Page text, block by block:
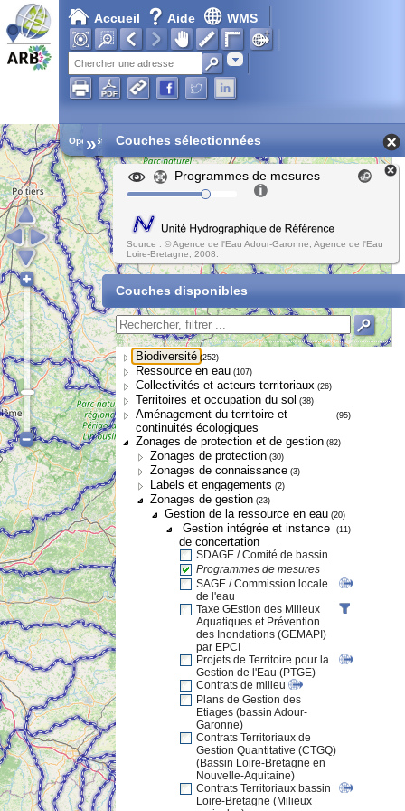
Accueil Aide WMS
Adresse
Chargement en cours...
Open Street Map
» Couches sélectionnées
Programmes de mesures
Source : © Agence de l'Eau Adour-Garonne, Agence de l'Eau
Loire-Bretagne, 2008.
Couches disponibles
Biodiversité (252)
Ressource en eau (107)
Collectivités et acteurs territoriaux (26)
Territoires et occupation du sol (38)
Aménagement du territoire et
continuités écologiques
(95)
Zonages de protection et de gestion (82)
Zonages de protection (30)
Zonages de connaissance (3)
Labels et engagements (2)
Zonages de gestion (23)
Gestion de la ressource en eau (20)
Gestion intégrée et instance
de concertation
(11)
SDAGE / Comité de bassin
Programmes de mesures
SAGE / Commission locale
de l'eau
Taxe GEstion des Milieux
Aquatiques et Prévention
des Inondations (GEMAPI)
par EPCI
Projets de Territoire pour la
Gestion de l'Eau (PTGE)
Contrats de milieu
Plans de Gestion des
Etiages (bassin Adour-
Garonne)
Contrats Territoriaux de
Gestion Quantitative (CTGQ)
(Bassin Loire-Bretagne en
Nouvelle-Aquitaine)
Contrats Territoriaux bassin
Loire-Bretagne (Milieux